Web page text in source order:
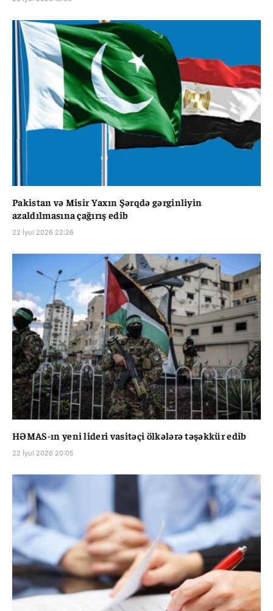
Pakistan və Misir Yaxın Şərqdə gərginliyin
azaldılmasına çağırış edib
22 İyul 2026 22:26
HƏMAS-ın yeni lideri vasitəçi ölkələrə təşəkkür edib
22 İyul 2026 20:05